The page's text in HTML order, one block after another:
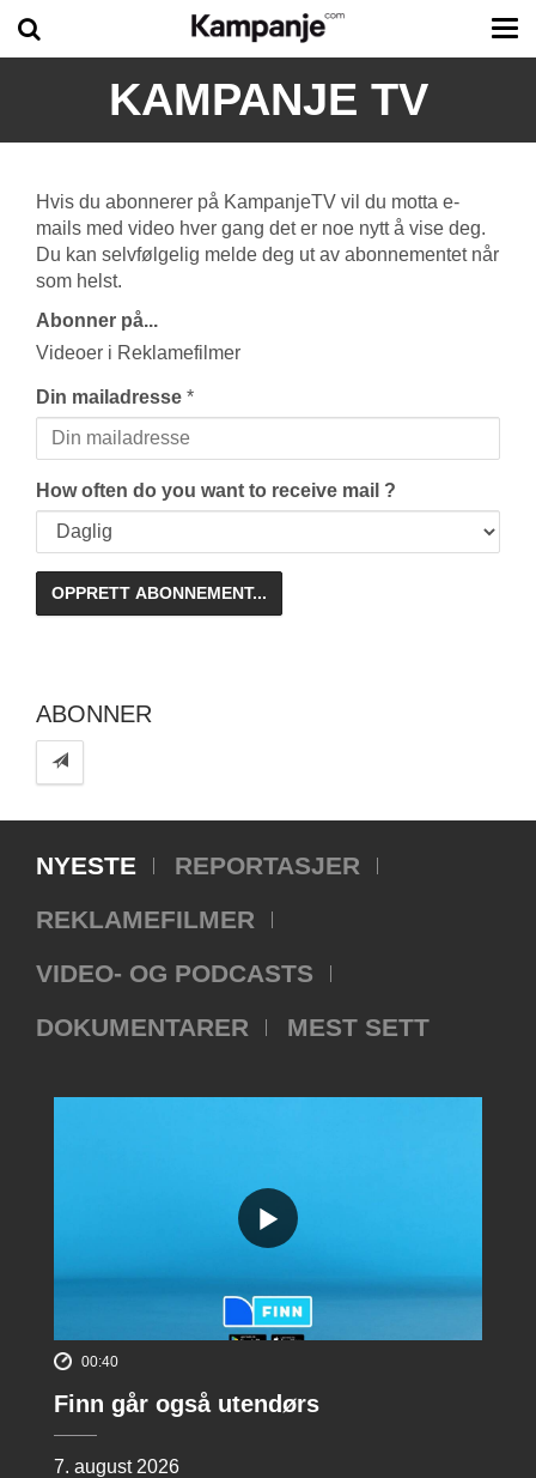
KAMPANJE TV
Hvis du abonnerer på KampanjeTV vil du motta e-
mails med video hver gang det er noe nytt å vise deg.
Du kan selvfølgelig melde deg ut av abonnementet når
som helst.
Abonner på...
Videoer i Reklamefilmer
Din mailadresse *
How often do you want to receive mail ?
ABONNER
NYESTE
REPORTASJER
REKLAMEFILMER
VIDEO- OG PODCASTS
DOKUMENTARER
MEST SETT
00:40
Finn går også utendørs
7. august 2026